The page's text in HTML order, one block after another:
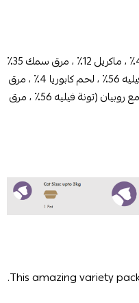
3 × سردين لذيذ مع الماكريل (سردين 48٪ ، ماكريل 12٪ ، مرق سمك 35٪
، أرز 5٪) ، 3 × تونة مع السلطعون (تونة فيليه 56٪ ، لحم كابوريا 4٪ ، مرق
سمك 35٪ ، أرز 5٪ ) 2 × فيليه تونا فاخر مع روبيان (تونة فيليه 56٪ ، مرق
This amazing variety